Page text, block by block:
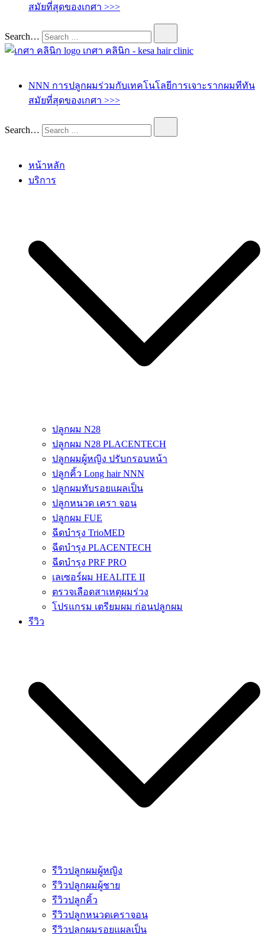
สมัยที่สุดของเกศา >>>
Search…
NNN การปลูกผมร่วมกับเทคโนโลยีการเจาะรากผมทีทัน
สมัยที่สุดของเกศา >>>
Search…
หน้าหลัก
บริการ
ปลูกผม N28
ปลูกผม N28 PLACENTECH
ปลูกผมผู้หญิง ปรับกรอบหน้า
ปลูกคิ้ว Long hair NNN
ปลูกผมทับรอยแผลเป็น
ปลูกหนวด เครา จอน
ปลูกผม FUE
ฉีดบำรุง TrioMED
ฉีดบำรุง PLACENTECH
ฉีดบำรุง PRF PRO
เลเซอร์ผม HEALITE II
ตรวจเลือดสาเหตุผมร่วง
โปรแกรม เตรียมผม ก่อนปลูกผม
รีวิว
รีวิวปลูกผมผู้หญิง
รีวิวปลูกผมผู้ชาย
รีวิวปลูกคิ้ว
รีวิวปลูกหนวดเคราจอน
รีวิวปลูกผมรอยแผลเป็น